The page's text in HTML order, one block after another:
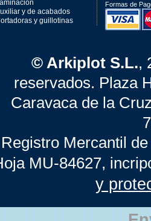
y de acabados
y guillotinas
Formas de
© Arkiplot S.L.,
reservados. Plaza
Caravaca de la
Registro Mercantil
MU-84627,
y